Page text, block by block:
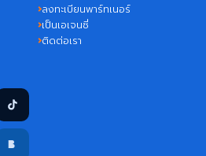
ลงทะเบียนพาร์ทเนอร์
เป็นเอเจนซี่
ติดต่อเรา